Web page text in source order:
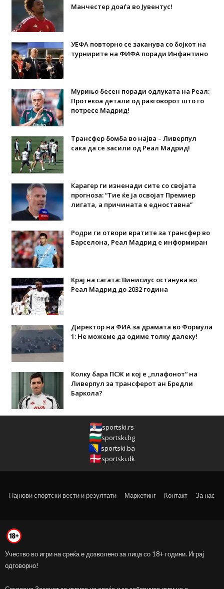
Манчестер доаѓа во Јувентус!
УЕФА повторно се заканува со бојкот на
турнирите на ФИФА поради Инфантино
Мурињо бесен поради одлуката на Реал:
Протекоа детали од разговорот што го
потресе Мадрид!
Трансфер бомба во најва – Ливерпул
сака да се засили од Реал Мадрид!
Карагер ги изненади сите со својата
прогноза: “Тие ќе ја освојат Премиер
лигата, а причината е едноставна”
Родри ги отвори вратите за трансфер во
Барселона, Реал Мадрид е информиран
Крај на сагата: Винисиус останува во
Реал Мадрид до 2032 година
Директор на ФИА за драмата во Формула
1: Не можеме да одиме толку далеку!
Колку бара ПСЖ и кој е „плафонот“ на
Ливерпул за трансферот ан Бредли
Баркола?
sportski.rs
sportski.bg
sportski.ba
sportski.dk
Најнови спортски вести и резултати Маркетинг Контакт За нас
Учество во игри на среќа е дозволено за лица со 18+ години. Играј
одговорно!